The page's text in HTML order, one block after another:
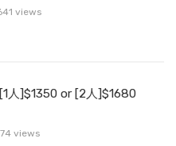
views
人]$1350 or [2人]$1680
views